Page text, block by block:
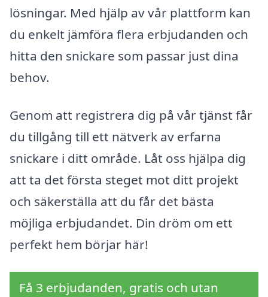
lösningar. Med hjälp av vår plattform kan
du enkelt jämföra flera erbjudanden och
hitta den snickare som passar just dina
behov.
Genom att registrera dig på vår tjänst får
du tillgång till ett nätverk av erfarna
snickare i ditt område. Låt oss hjälpa dig
att ta det första steget mot ditt projekt
och säkerställa att du får det bästa
möjliga erbjudandet. Din dröm om ett
perfekt hem börjar här!
Få 3 erbjudanden, gratis och utan